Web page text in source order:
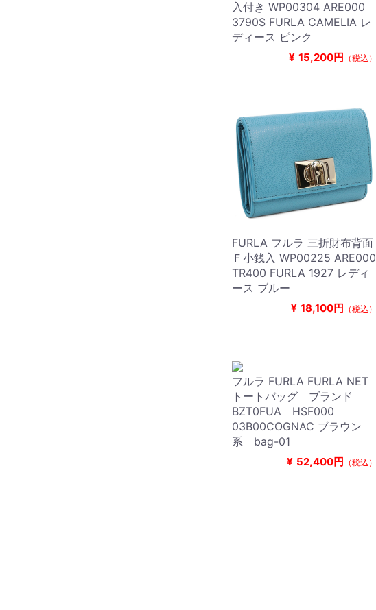
入付き WP00304 ARE000
3790S FURLA CAMELIA レ
ディース ピンク
¥ 15,200円 （税込）
FURLA フルラ 三折財布背面
Ｆ小銭入 WP00225 ARE000
TR400 FURLA 1927 レディ
ース ブルー
¥ 18,100円 （税込）
フルラ FURLA FURLA NET
トートバッグ ブランド
BZT0FUA HSF000
03B00COGNAC ブラウン
系 bag-01
¥ 52,400円 （税込）